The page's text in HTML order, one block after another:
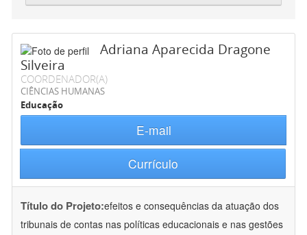
Adriana Aparecida Dragone
Silveira
COORDENADOR(A)
CIÊNCIAS HUMANAS
Educação
E-mail
Currículo
Título do Projeto:efeitos e consequências da atuação dos
tribunais de contas nas políticas educacionais e nas gestões